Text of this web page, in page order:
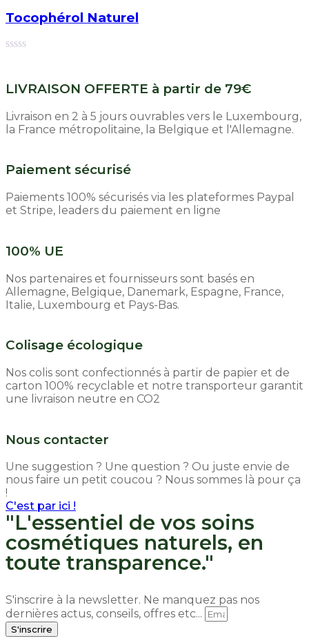
Tocophérol Naturel
LIVRAISON OFFERTE à partir de 79€
Livraison en 2 à 5 jours ouvrables vers le Luxembourg,
la France métropolitaine, la Belgique et l'Allemagne.
Paiement sécurisé
Paiements 100% sécurisés via les plateformes Paypal
et Stripe, leaders du paiement en ligne
100% UE
Nos partenaires et fournisseurs sont basés en
Allemagne, Belgique, Danemark, Espagne, France,
Italie, Luxembourg et Pays-Bas.
Colisage écologique
Nos colis sont confectionnés à partir de papier et de
carton 100% recyclable et notre transporteur garantit
une livraison neutre en CO2
Nous contacter
Une suggestion ? Une question ? Ou juste envie de
nous faire un petit coucou ? Nous sommes là pour ça
!
C'est par ici !
"L'essentiel de vos soins
cosmétiques naturels, en
toute transparence."
S'inscrire à la newsletter. Ne manquez pas nos
dernières actus, conseils, offres etc...
S'inscrire